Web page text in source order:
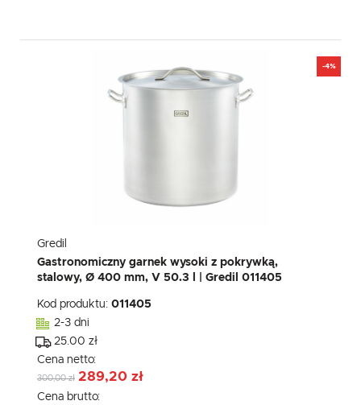
-4%
Gredil
Gastronomiczny garnek wysoki z pokrywką,
stalowy, Ø 400 mm, V 50.3 l | Gredil 011405
Kod produktu: 011405
2-3 dni
25.00 zł
Cena netto:
300,00 zł 289,20 zł
Cena brutto: